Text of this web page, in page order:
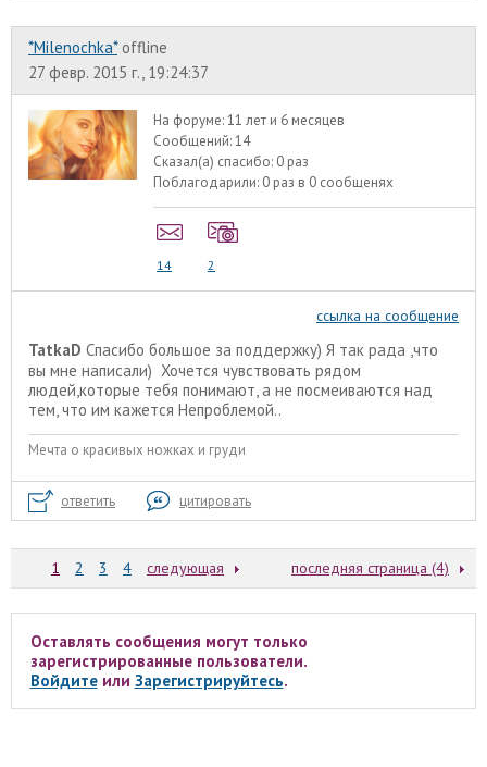
*Milenochka* offline
27 февр. 2015 г., 19:24:37
На форуме:11 лет и 6 месяцев
Сообщений:14
Сказал(а) спасибо: 0 раз
Поблагодарили: 0 раз в 0 сообщенях
14 2
ссылка на сообщение
TatkaD Спасибо большое за поддержку) Я так рада ,что
вы мне написали) Хочется чувствовать рядом
людей,которые тебя понимают, а не посмеиваются над
тем, что им кажется Непроблемой..
Мечта о красивых ножках и груди
ответить цитировать
1 2 3 4 следующая последняя страница (4)
Оставлять сообщения могут только
зарегистрированные пользователи.
Войдитеили Зарегистрируйтесь.